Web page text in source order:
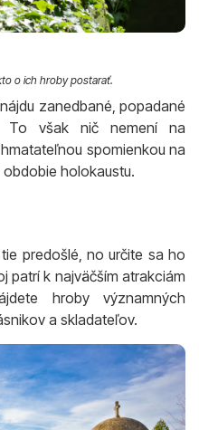
o ich hroby postarať.
zanedbané, popadané
To však nič nemení na
spomienkou na
holokaustu.
predošlé, no určite sa ho
patrí k najväčším atrakciám
hroby významných
a skladateľov.